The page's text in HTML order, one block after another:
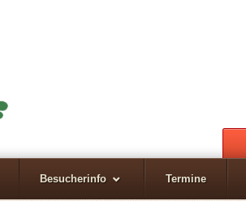
Besucherinfo Termine